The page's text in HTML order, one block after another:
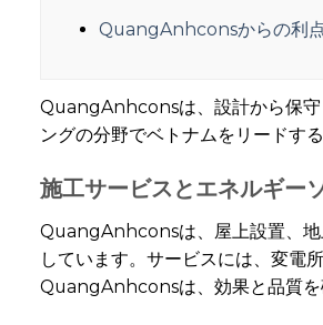
QuangAnhconsからの利
QuangAnhconsは、設計から保守
ングの分野でベトナムをリードする
施工サービスとエネルギー
QuangAnhconsは、屋上設置、地
しています。サービスには、変電
QuangAnhconsは、効果と品質を